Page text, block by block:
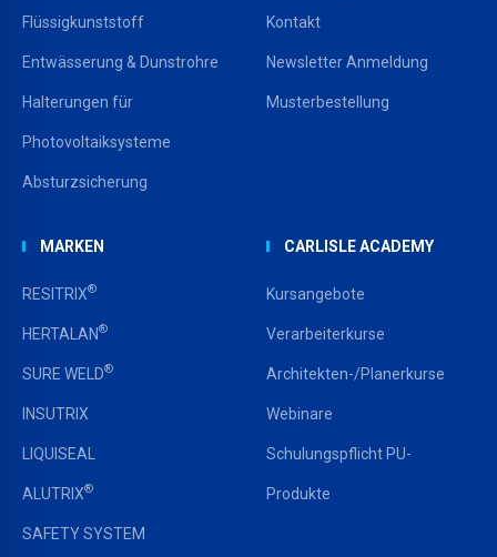
Flüssigkunststoff
Entwässerung & Dunstrohre
Halterungen für
Photovoltaiksysteme
Absturzsicherung
Kontakt
Newsletter Anmeldung
Musterbestellung
MARKEN
RESITRIX®
HERTALAN®
SURE WELD®
INSUTRIX
LIQUISEAL
ALUTRIX®
SAFETY SYSTEM
CARLISLE ACADEMY
Kursangebote
Verarbeiterkurse
Architekten-/Planerkurse
Webinare
Schulungspflicht PU-
Produkte